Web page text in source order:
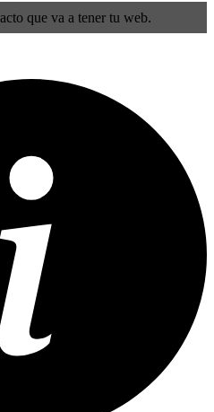
que va a tener tu web.